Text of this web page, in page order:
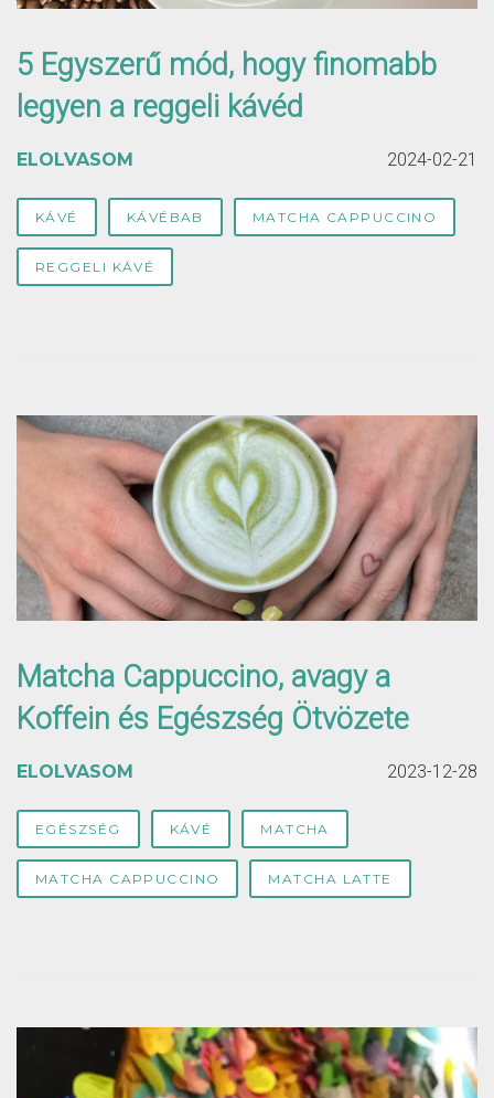
5 Egyszerű mód, hogy finomabb
legyen a reggeli kávéd
ELOLVASOM 2024-02-21
KÁVÉ KÁVÉBAB MATCHA CAPPUCCINO
REGGELI KÁVÉ
Matcha Cappuccino, avagy a
Koffein és Egészség Ötvözete
ELOLVASOM 2023-12-28
EGÉSZSÉG KÁVÉ MATCHA
MATCHA CAPPUCCINO MATCHA LATTE